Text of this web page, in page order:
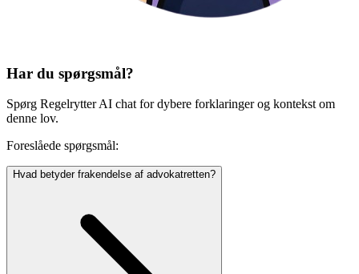
Har du spørgsmål?
Spørg Regelrytter AI chat for dybere forklaringer og kontekst om
denne lov.
Foreslåede spørgsmål:
Hvad betyder frakendelse af advokatretten?